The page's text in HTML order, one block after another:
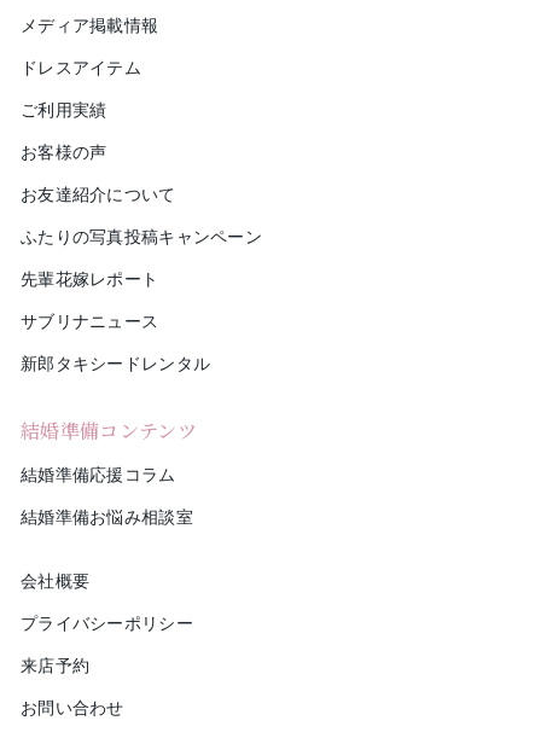
メディア掲載情報
ドレスアイテム
ご利用実績
お客様の声
お友達紹介について
ふたりの写真投稿キャンペーン
先輩花嫁レポート
サブリナニュース
新郎タキシードレンタル
結婚準備コンテンツ
結婚準備応援コラム
結婚準備お悩み相談室
会社概要
プライバシーポリシー
来店予約
お問い合わせ